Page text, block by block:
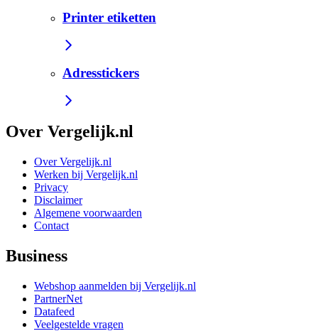
Printer etiketten
Adresstickers
Over Vergelijk.nl
Over Vergelijk.nl
Werken bij Vergelijk.nl
Privacy
Disclaimer
Algemene voorwaarden
Contact
Business
Webshop aanmelden bij Vergelijk.nl
PartnerNet
Datafeed
Veelgestelde vragen